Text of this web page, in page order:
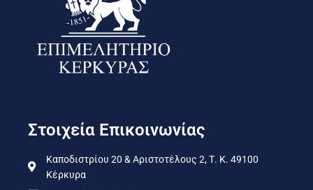
Στοιχεία Επικοινωνίας
Καποδιστρίου 20 & Αριστοτέλους 2, Τ. Κ. 49100
Κέρκυρα